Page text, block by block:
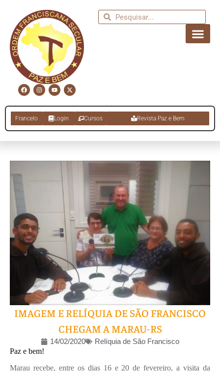
Francelo Login Cursos Revista Paz e Bem
IMAGEM E RELÍQUIA DE SÃO FRANCISCO
CHEGAM A MARAU-RS
14/02/2020
Relíquia de São Francisco
Paz e bem!
Marau recebe, entre os dias 16 e 20 de fevereiro, a visita da